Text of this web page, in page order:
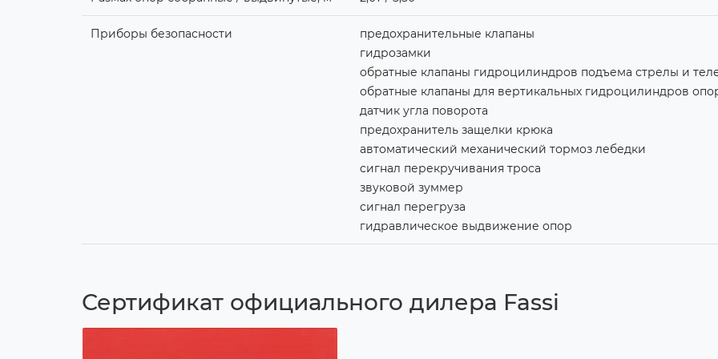
Приборы безопасности
предохранительные клапаны
гидрозамки
обратные клапаны гидроцилиндров подъема стрелы и
обратные клапаны для вертикальных гидроцилиндров
датчик угла поворота
предохранитель защелки крюка
автоматический механический тормоз лебедки
сигнал перекручивания троса
звуковой зуммер
сигнал перегруза
гидравлическое выдвижение опор
Сертификат официального дилера Fassi